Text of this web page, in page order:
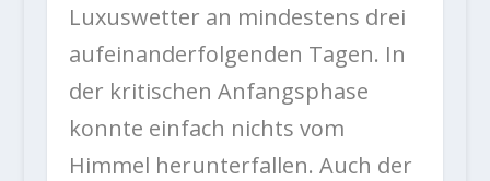
Luxuswetter an mindestens drei
aufeinanderfolgenden Tagen. In
der kritischen Anfangsphase
konnte einfach nichts vom
Himmel herunterfallen. Auch der